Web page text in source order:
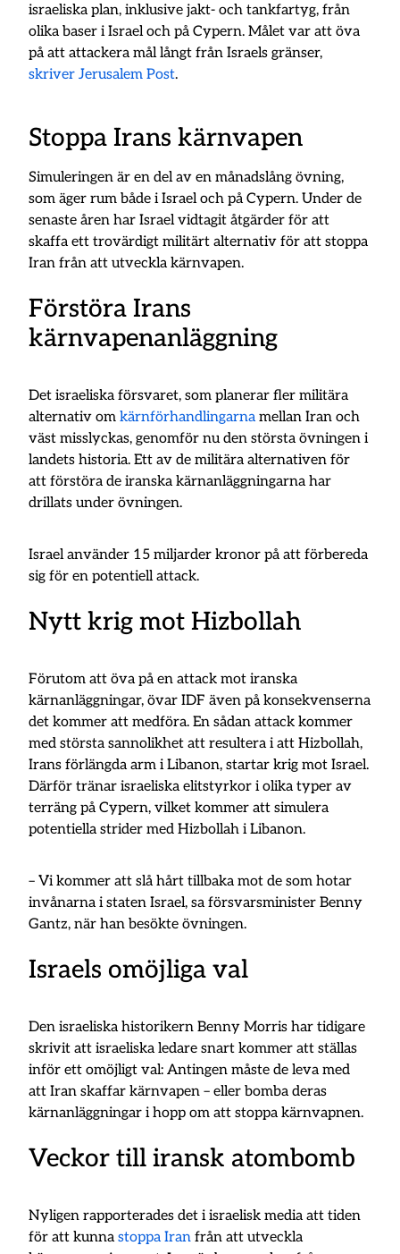
israeliska plan, inklusive jakt- och tankfartyg, från
olika baser i Israel och på Cypern. Målet var att öva
på att attackera mål långt från Israels gränser,
skriver Jerusalem Post.
Stoppa Irans kärnvapen
Simuleringen är en del av en månadslång övning,
som äger rum både i Israel och på Cypern. Under de
senaste åren har Israel vidtagit åtgärder för att
skaffa ett trovärdigt militärt alternativ för att stoppa
Iran från att utveckla kärnvapen.
Förstöra Irans
kärnvapenanläggning
Det israeliska försvaret, som planerar fler militära
alternativ omkärnförhandlingarna mellan Iran och
väst misslyckas, genomför nu den största övningen i
landets historia. Ett av de militära alternativen för
att förstöra de iranska kärnanläggningarna har
drillats under övningen.
Israel använder 15 miljarder kronor på att förbereda
sig för en potentiell attack.
Nytt krig mot Hizbollah
Förutom att öva på en attack mot iranska
kärnanläggningar, övar IDF även på konsekvenserna
det kommer att medföra. En sådan attack kommer
med största sannolikhet att resultera i att Hizbollah,
Irans förlängda arm i Libanon, startar krig mot Israel.
Därför tränar israeliska elitstyrkor i olika typer av
terräng på Cypern, vilket kommer att simulera
potentiella strider med Hizbollah i Libanon.
– Vi kommer att slå hårt tillbaka mot de som hotar
invånarna i staten Israel, sa försvarsminister Benny
Gantz, när han besökte övningen.
Israels omöjliga val
Den israeliska historikern Benny Morris har tidigare
skrivit att israeliska ledare snart kommer att ställas
inför ett omöjligt val: Antingen måste de leva med
att Iran skaffar kärnvapen – eller bomba deras
kärnanläggningar i hopp om att stoppa kärnvapnen.
Veckor till iransk atombomb
Nyligen rapporterades det i israelisk media att tiden
för att kunnastoppa Iran från att utveckla